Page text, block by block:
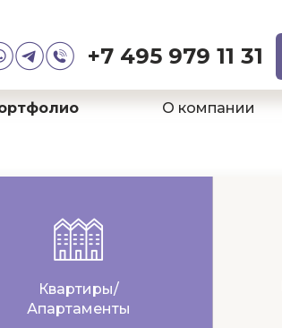
+7 495 979 11 31
О компании
Квартиры/
Апартаменты